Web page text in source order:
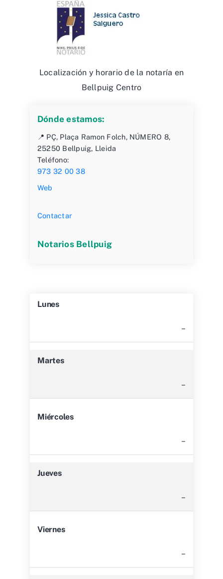
Localización y horario de la notaría en
Bellpuig Centro
Dónde estamos:
📍 PÇ, Plaça Ramon Folch, NÚMERO 8,
25250 Bellpuig, Lleida
Teléfono:
973 32 00 38
Web
Contactar
Notarios Bellpuig
Lunes
–
Martes
–
Miércoles
–
Jueves
–
Viernes
–